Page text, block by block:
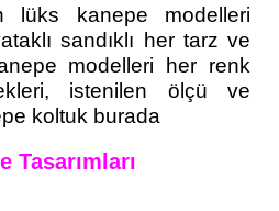
lüks kanepe modelleri
sandıklı her tarz ve
modelleri her renk
istenilen ölçü ve
koltuk burada
Tasarımları